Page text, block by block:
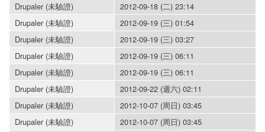
Drupaler (未驗證)
2012-09-18 (二) 23:14
Drupaler (未驗證)
2012-09-19 (三) 01:54
Drupaler (未驗證)
2012-09-19 (三) 03:27
Drupaler (未驗證)
2012-09-19 (三) 06:11
Drupaler (未驗證)
2012-09-19 (三) 06:11
Drupaler (未驗證)
2012-09-22 (週六) 02:11
Drupaler (未驗證)
2012-10-07 (周日) 03:45
Drupaler (未驗證)
2012-10-07 (周日) 03:45